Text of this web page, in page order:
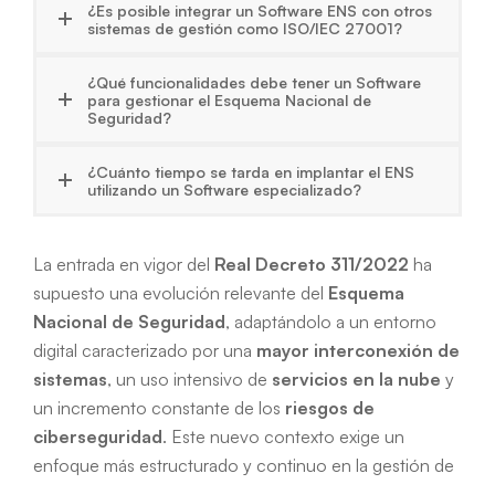
¿Es posible integrar un Software ENS con otros
sistemas de gestión como ISO/IEC 27001?
¿Qué funcionalidades debe tener un Software
para gestionar el Esquema Nacional de
Seguridad?
¿Cuánto tiempo se tarda en implantar el ENS
utilizando un Software especializado?
La entrada en vigor del Real Decreto 311/2022 ha
supuesto una evolución relevante del Esquema
Nacional de Seguridad, adaptándolo a un entorno
digital caracterizado por una mayor interconexión de
sistemas, un uso intensivo de servicios en la nube y
un incremento constante de los riesgos de
ciberseguridad. Este nuevo contexto exige un
enfoque más estructurado y continuo en la gestión de